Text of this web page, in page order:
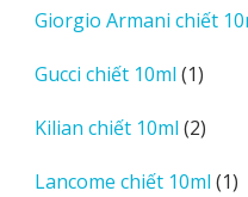
Giorgio Armani chiết
Gucci chiết 10ml 11
phẩm
Kilian chiết 10ml 22
phẩm
Lancome chiết 10ml 11